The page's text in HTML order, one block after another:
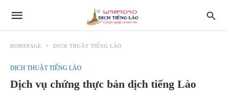
HOMEPAGE DỊCH THUẬT TIẾNG LÀO
DỊCH THUẬT TIẾNG LÀO
Dịch vụ chứng thực bản dịch tiếng Lào